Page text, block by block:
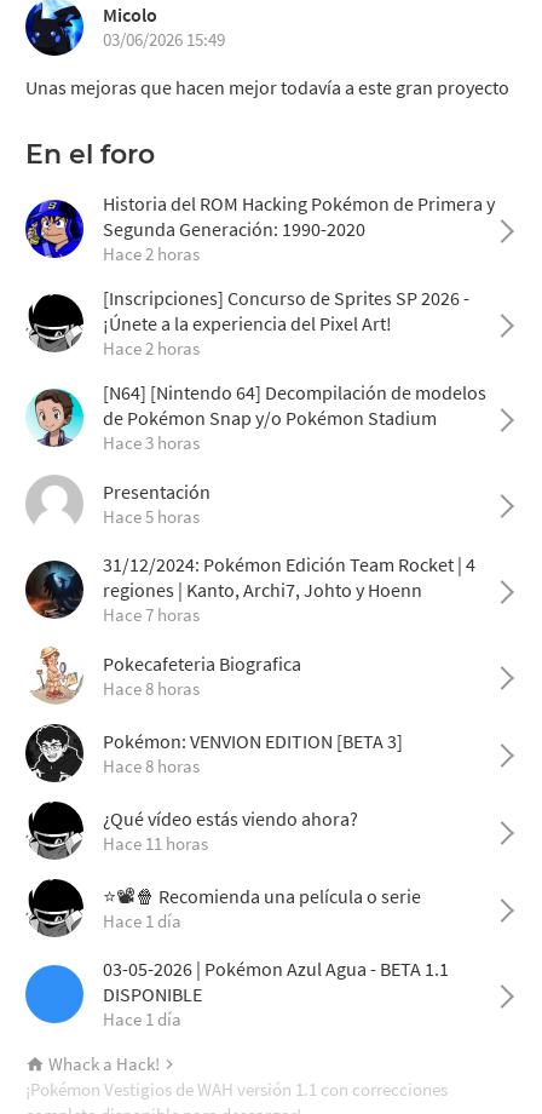
Micolo
03/06/2026 15:49
Unas mejoras que hacen mejor todavía a este gran proyecto
En el foro
Historia del ROM Hacking Pokémon de Primera y
Segunda Generación: 1990-2020
Hace 2 horas
[Inscripciones] Concurso de Sprites SP 2026 -
¡Únete a la experiencia del Pixel Art!
Hace 2 horas
[N64] [Nintendo 64] Decompilación de modelos
de Pokémon Snap y/o Pokémon Stadium
Hace 3 horas
Presentación
Hace 5 horas
31/12/2024: Pokémon Edición Team Rocket | 4
regiones | Kanto, Archi7, Johto y Hoenn
Hace 7 horas
Pokecafeteria Biografica
Hace 8 horas
Pokémon: VENVION EDITION [BETA 3]
Hace 8 horas
¿Qué vídeo estás viendo ahora?
Hace 11 horas
⭐📽️🍿 Recomienda una película o serie
Hace 1 día
03-05-2026 | Pokémon Azul Agua - BETA 1.1
DISPONIBLE
Hace 1 día
Whack a Hack!
¡Pokémon Vestigios de WAH versión 1.1 con correcciones